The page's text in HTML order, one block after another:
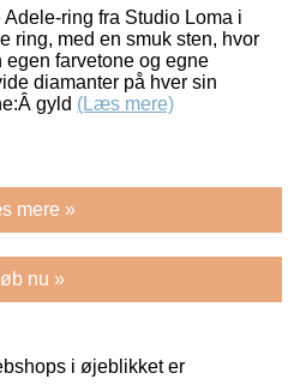
ring fra Studio Loma i
ring, med en smuk sten, hvor
egen farvetone og egne
diamanter på hver sin
gyld (Læs mere)
mere »
nu »
i øjeblikket er